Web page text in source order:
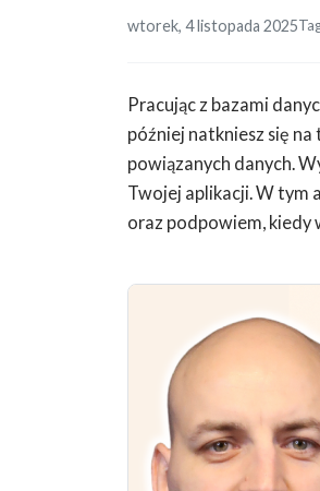
wtorek, 4 listopada 2025
Pracując z bazami
później natkniesz się na
powiązanych danych.
Twojej aplikacji. W tym
oraz podpowiem, kiedy